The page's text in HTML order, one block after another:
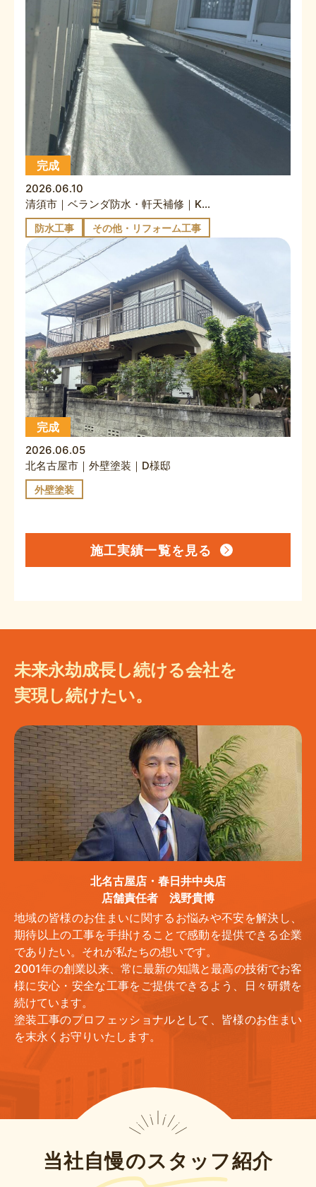
完成
2026.06.10
清須市｜ベランダ防水・軒天補修｜K様邸
防水工事 その他・リフォーム工事
完成
2026.06.05
北名古屋市｜外壁塗装｜D様邸
外壁塗装
施工実績一覧を見る
未来永劫成長し続ける会社を
実現し続けたい。
北名古屋店・春日井中央店
店舗責任者 浅野貴博
地域の皆様のお住まいに関するお悩みや不安を解決し、
期待以上の工事を手掛けることで感動を提供できる企業
でありたい。それが私たちの想いです。
2001年の創業以来、常に最新の知識と最高の技術でお客
様に安心・安全な工事をご提供できるよう、日々研鑽を
続けています。
塗装工事のプロフェッショナルとして、皆様のお住まい
を末永くお守りいたします。
当社自慢のスタッフ紹介